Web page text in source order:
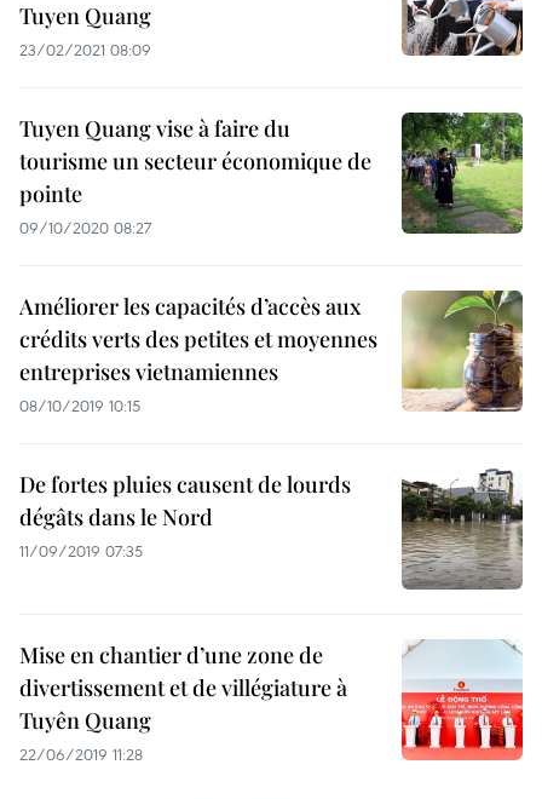
Tuyen Quang
23/02/2021 08:09
Tuyen Quang vise à faire du
tourisme un secteur économique de
pointe
09/10/2020 08:27
Améliorer les capacités d’accès aux
crédits verts des petites et moyennes
entreprises vietnamiennes
08/10/2019 10:15
De fortes pluies causent de lourds
dégâts dans le Nord
11/09/2019 07:35
Mise en chantier d’une zone de
divertissement et de villégiature à
Tuyên Quang
22/06/2019 11:28